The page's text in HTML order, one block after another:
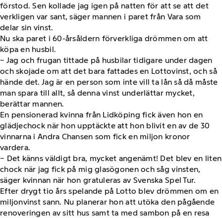
förstod. Sen kollade jag igen på natten för att se att det
verkligen var sant, säger mannen i paret från Vara som
delar sin vinst.
Nu ska paret i 60-årsåldern förverkliga drömmen om att
köpa en husbil.
− Jag och frugan tittade på husbilar tidigare under dagen
och skojade om att det bara fattades en Lottovinst, och så
hände det. Jag är en person som inte vill ta lån så då måste
man spara till allt, så denna vinst underlättar mycket,
berättar mannen.
En pensionerad kvinna från Lidköping fick även hon en
glädjechock när hon upptäckte att hon blivit en av de 30
vinnarna i Andra Chansen som fick en miljon kronor
vardera.
− Det känns väldigt bra, mycket angenämt! Det blev en liten
chock när jag fick på mig glasögonen och såg vinsten,
säger kvinnan när hon gratuleras av Svenska Spel Tur.
Efter drygt tio års spelande på Lotto blev drömmen om en
miljonvinst sann. Nu planerar hon att utöka den pågående
renoveringen av sitt hus samt ta med sambon på en resa